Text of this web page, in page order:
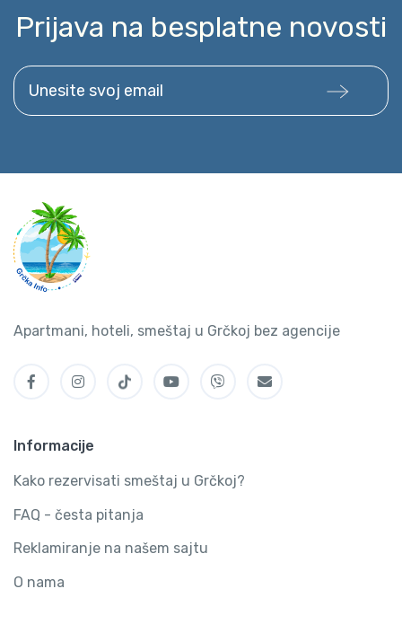
Prijava na besplatne novosti
Unesite svoj email
Apartmani, hoteli, smeštaj u Grčkoj bez agencije
Informacije
Kako rezervisati smeštaj u Grčkoj?
FAQ - česta pitanja
Reklamiranje na našem sajtu
O nama